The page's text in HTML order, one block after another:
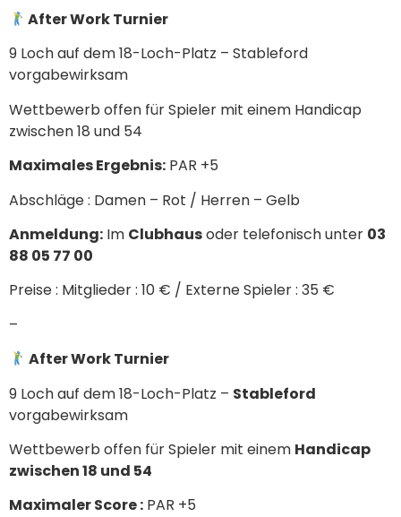
After Work Turnier
9 Loch auf dem 18-Loch-Platz – Stableford
vorgabewirksam
Wettbewerb offen für Spieler mit einem Handicap
zwischen 18 und 54
Maximales Ergebnis: PAR +5
Abschläge : Damen – Rot / Herren – Gelb
Anmeldung: Im Clubhausoder telefonisch unter 03
88 05 77 00
Preise : Mitglieder : 10 € / Externe Spieler : 35 €
–
After Work Turnier
9 Loch auf dem 18-Loch-Platz – Stableford
vorgabewirksam
Wettbewerb offen für Spieler mit einem Handicap
zwischen 18 und 54
Maximaler Score : PAR +5